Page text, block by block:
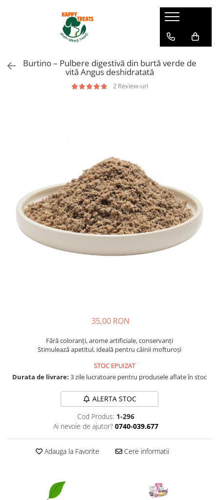
Burtino – Pulbere digestivă din burtă verde de
vită Angus deshidratată
2 Review-uri
35,00 RON
Fără coloranți, arome artificiale, conservanți
Stimulează apetitul, ideală pentru câinii mofturoși
STOC EPUIZAT
Durata de livrare: 3 zile lucratoare pentru produsele aflate în stoc
ALERTA STOC
Cod Produs: 1-296
Ai nevoie de ajutor? 0740-039.677
Adauga la Favorite Cere informatii